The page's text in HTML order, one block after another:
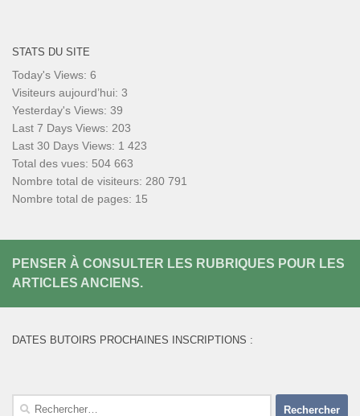
STATS DU SITE
Today's Views: 6
Visiteurs aujourd’hui: 3
Yesterday's Views: 39
Last 7 Days Views: 203
Last 30 Days Views: 1 423
Total des vues: 504 663
Nombre total de visiteurs: 280 791
Nombre total de pages: 15
PENSER À CONSULTER LES RUBRIQUES POUR LES
ARTICLES ANCIENS.
DATES BUTOIRS PROCHAINES INSCRIPTIONS :
Rechercher :